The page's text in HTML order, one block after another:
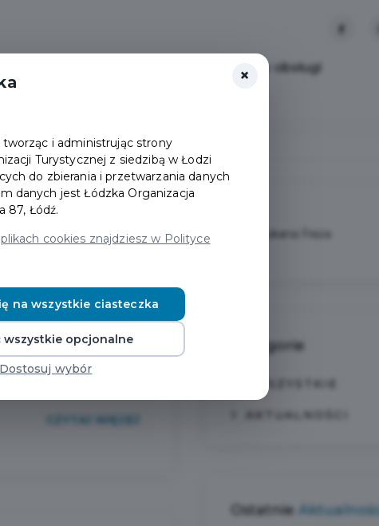
Punkty obsługi
edycja
– dwóch tygodni
organizowanych
współpracy z
...
CZYTAJ WIĘCEJ
Kategorie
WSZYSTKIE
Ostatnie Aktualności
×
i administrując strony
Turystycznej z siedzibą w Łodzi
do zbierania i przetwarzania danych
danych jest Łódzka Organizacja
87, Łódź.
cookies znajdziesz w Polityce
na wszystkie ciasteczka
wszystkie opcjonalne
Dostosuj wybór